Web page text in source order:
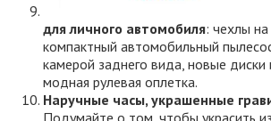
для личного автомобиля: чехлы на
компактный автомобильный
камерой заднего вида, новые диски
модная рулевая оплетка.
Наручные часы, украшенные
Подумайте о том, чтобы украсить